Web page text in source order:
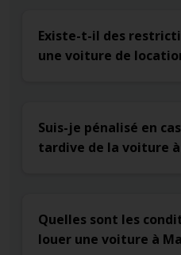
Existe-t-il des
une voiture de
Suis-je pénalisé en
tardive de la voiture
Quelles sont les
louer une voiture à